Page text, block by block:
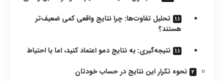
تحلیل تفاوت‌ها: چرا نتایج واقعی کمی ضعیف‌تر
هستند؟
نتیجه‌گیری: به نتایج دمو اعتماد کنید، اما با احتیاط
نحوه تکرار این نتایج در حساب خودتان